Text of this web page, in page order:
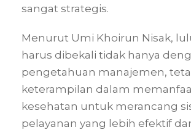
sangat strategis.
Menurut Umi Khoirun Nisak,
harus dibekali tidak hanya
pengetahuan manajemen,
keterampilan dalam
kesehatan untuk merancang
pelayanan yang lebih efektif